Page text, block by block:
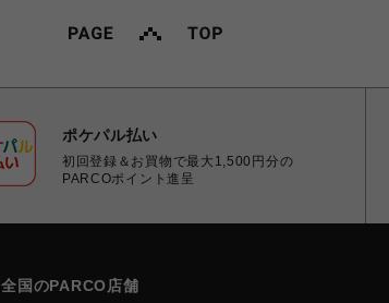
ポケパル払い
初回登録＆お買物で最大1,500円分の
PARCOポイント進呈
全国のPARCO店舗